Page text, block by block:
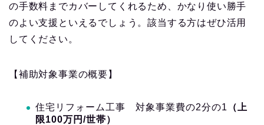
の手数料までカバーしてくれるため、かなり使い勝手
のよい支援といえるでしょう。該当する方はぜひ活用
してください。
【補助対象事業の概要】
住宅リフォーム工事 対象事業費の2分の1
（上
限100万円/世帯）